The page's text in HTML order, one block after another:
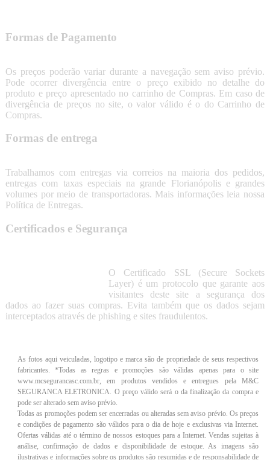
Formas de Pagamento
Os preços poderão variar durante a navegação sem aviso prévio.
Pode ocorrer divergência entre o preço exibido no detalhe do
produto e preço apresentado no carrinho de Compras. Em caso de
divergência de preços no site, o valor válido é o do Carrinho de
Compras.
Formas de entrega
Trabalhamos com entregas via correios na maioria dos pedidos,
entregas com taxas especiais na grande Florianópolis e grandes
volumes por meio de transportadoras. Mais informações leia nossa
Política de Entregas.
Certificados e Segurança
O Certificado SSL (Secure Sockets
Layer) é um protocolo que garante aos
visitantes deste site a segurança dos
dados ao fazer suas compras. Evita também que os dados sejam
interceptados através de phishing e sites fraudulentos.
As fotos aqui veiculadas, logotipo e marca são de propriedade de seus respectivos
fabricantes. *Todas as regras e promoções são válidas apenas para o site
www.mcsegurancasc.com.br, em produtos vendidos e entregues pela M&C
SEGURANCA ELETRONICA. O preço válido será o da finalização da compra e
pode ser alterado sem aviso prévio.
Todas as promoções podem ser encerradas ou alteradas sem aviso prévio. Os preços
e condições de pagamento são válidos para o dia de hoje e exclusivas via Internet.
Ofertas válidas até o término de nossos estoques para a Internet. Vendas sujeitas à
análise, confirmação de dados e disponibilidade de estoque. As imagens são
ilustrativas e informações sobre os produtos são resumidas e de responsabilidade de